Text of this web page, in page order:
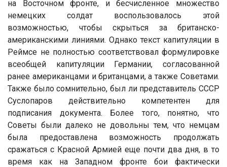
на Восточном фронте, и бесчисленное множество
немецких солдат воспользовалось этой
возможностью, чтобы скрыться за британско-
американскими линиями. Однако текст капитуляции в
Реймсе не полностью соответствовал формулировке
всеобщей капитуляции Германии, согласованной
ранее американцами и британцами, а также Советами.
Также было сомнительно, был ли представитель СССР
Суслопаров действительно компетентен для
подписания документа. Более того, понятно, что
Советы были далеко не довольны тем, что немцам
была предоставлена ​​возможность продолжать
сражаться с Красной Армией еще почти два дня, в то
время как на Западном фронте бои фактически